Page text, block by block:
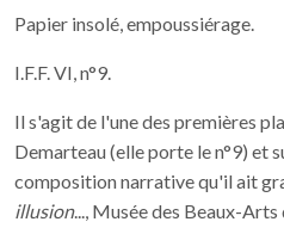
Papier insolé, empoussiérage.
I.F.F. VI, n°9.
Il s'agit de l'une des premières
Demarteau (elle porte le n°9) et
composition narrative qu'il ait
illusion..., Musée des Beaux-Arts